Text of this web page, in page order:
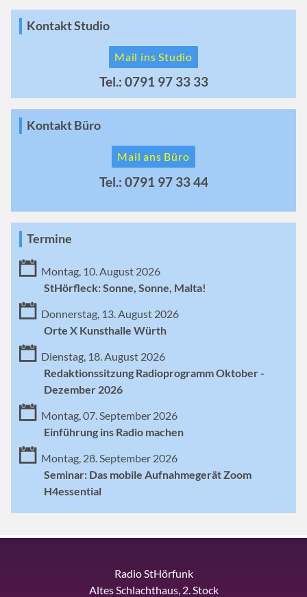
Kontakt Studio
Mail ins Studio
Tel.: 0791 97 33 33
Kontakt Büro
Mail ans Büro
Tel.: 0791 97 33 44
Termine
Montag, 10. August 2026
StHörfleck: Sonne, Sonne, Malta!
Donnerstag, 13. August 2026
Orte X Kunsthalle Würth
Dienstag, 18. August 2026
Redaktionssitzung Radioprogramm Oktober -
Dezember 2026
Montag, 07. September 2026
Einführung ins Radio machen
Montag, 28. September 2026
Seminar: Das mobile Aufnahmegerät Zoom
H4essential
Radio StHörfunk
Altes Schlachthaus, 2. Stock